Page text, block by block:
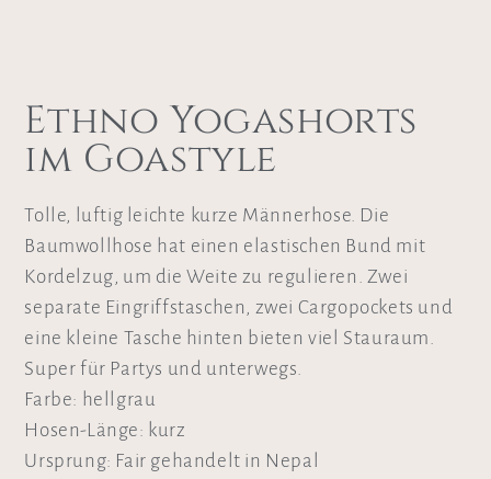
Ethno Yogashorts
im Goastyle
Tolle, luftig leichte kurze Männerhose. Die
Baumwollhose hat einen elastischen Bund mit
Kordelzug, um die Weite zu regulieren. Zwei
separate Eingriffstaschen, zwei Cargopockets und
eine kleine Tasche hinten bieten viel Stauraum.
Super für Partys und unterwegs.
Farbe: hellgrau
Hosen-Länge: kurz
Ursprung: Fair gehandelt in Nepal